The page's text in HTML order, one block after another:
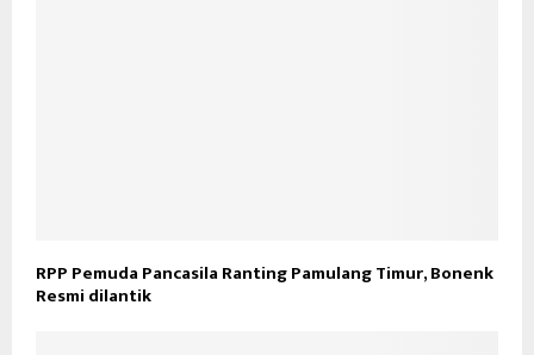
RPP Pemuda Pancasila Ranting Pamulang Timur, Bonenk
Resmi dilantik